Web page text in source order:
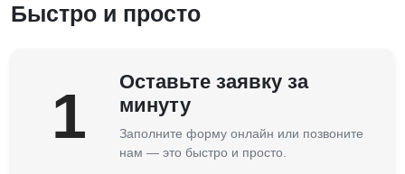
Быстро и просто
1
Оставьте заявку за
минуту
Заполните форму онлайн или позвоните
нам — это быстро и просто.